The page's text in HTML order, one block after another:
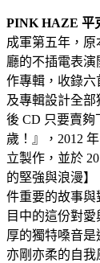
PINK HAZE 平
成軍第五年，
廳的不插電表演
作專輯，收錄六
及專輯設計全
後 CD 只要賣夠
歲！』，2012
立製作，並於
的堅強與浪漫
件重要的故事
目中的這份對
厚的獨特嗓音
亦剛亦柔的自我